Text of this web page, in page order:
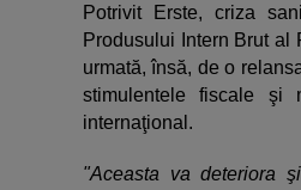
Potrivit Erste, criza
Produsului Intern Brut
urmată, însă, de o
stimulentele fiscale şi
internaţional.
"Aceasta va deteriora